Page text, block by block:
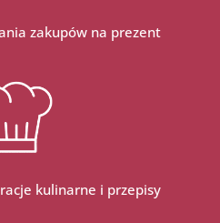
zakupów na prezent
kulinarne i przepisy